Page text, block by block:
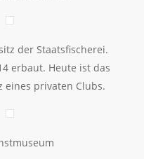
der Staatsfischerei.
erbaut. Heute ist das
eines privaten Clubs.